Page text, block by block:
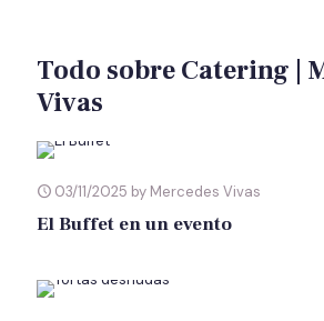
Todo sobre Catering |
Vivas
03/11/2025 by Mercedes Vivas
El Buffet en un evento